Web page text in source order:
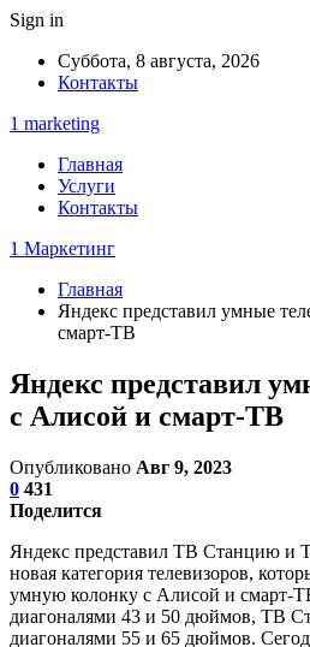
Sign in
Суббота, 8 августа, 2026
Контакты
1 marketing
Главная
Услуги
Контакты
1 Маркетинг
Главная
Яндекс представил умные
смарт-ТВ
Яндекс представил
с Алисой и смарт-ТВ
Опубликовано Авг 9, 2023
0 431
Поделится
Яндекс представил ТВ Станцию
новая категория телевизоров,
умную колонку с Алисой и смарт-
диагоналями 43 и 50 дюймов, ТВ
диагоналями 55 и 65 дюймов.